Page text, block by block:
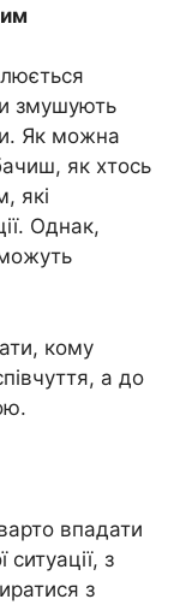
змушують
Як можна
як хтось
які
Однак,
кому
а до
впадати
з
з